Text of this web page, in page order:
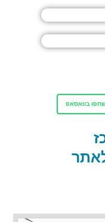
בוואסאפ